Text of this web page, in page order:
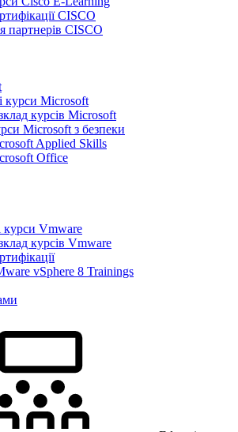
CISCO
партнерів CISCO
курси Microsoft
курсів Microsoft
Microsoft з безпеки
Applied Skills
Office
курси Vmware
курсів Vmware
vSphere 8 Trainings